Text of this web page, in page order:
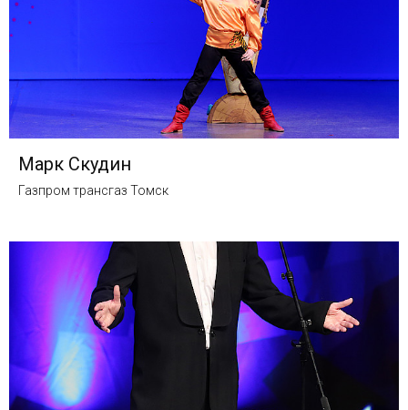
Марк Скудин
Газпром трансгаз Томск